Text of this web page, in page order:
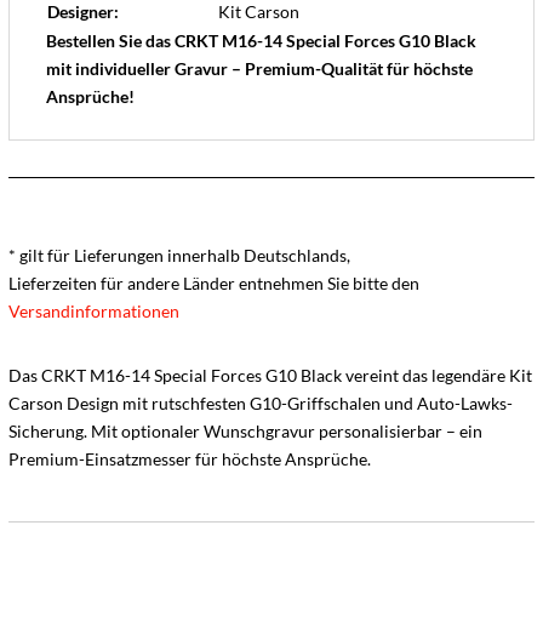
Designer:
Kit Carson
Bestellen Sie das CRKT M16-14 Special Forces G10 Black
mit individueller Gravur – Premium-Qualität für höchste
Ansprüche!
* gilt für Lieferungen innerhalb Deutschlands,
Lieferzeiten für andere Länder entnehmen Sie bitte den
Versandinformationen
Das CRKT M16-14 Special Forces G10 Black vereint das legendäre Kit
Carson Design mit rutschfesten G10-Griffschalen und Auto-Lawks-
Sicherung. Mit optionaler Wunschgravur personalisierbar – ein
Premium-Einsatzmesser für höchste Ansprüche.